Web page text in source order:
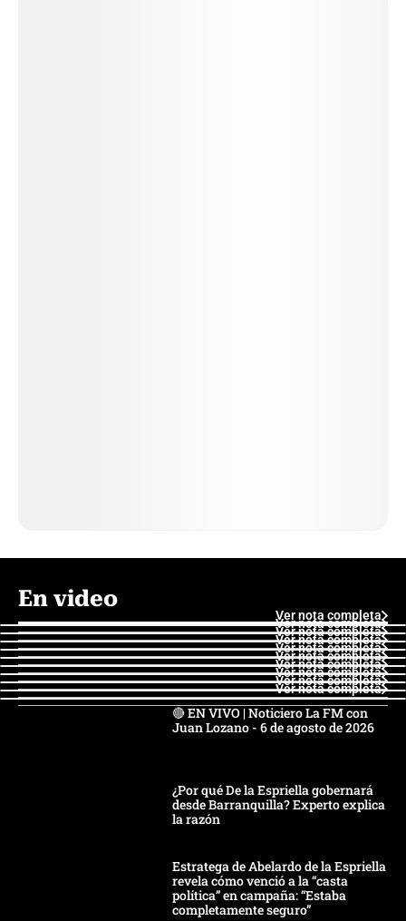
En video
Ver nota completa
Ver nota completa
Ver nota completa
Ver nota completa
Ver nota completa
Ver nota completa
Ver nota completa
Ver nota completa
Ver nota completa
Ver nota completa
🔴 EN VIVO | Noticiero La FM con
Juan Lozano - 6 de agosto de 2026
¿Por qué De la Espriella gobernará
desde Barranquilla? Experto explica
la razón
Estratega de Abelardo de la Espriella
revela cómo venció a la “casta
política” en campaña: “Estaba
completamente seguro”